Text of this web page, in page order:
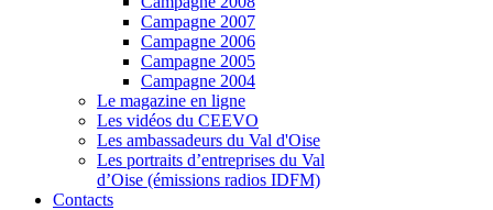
Campagne 2007
Campagne 2006
Campagne 2005
Campagne 2004
Le magazine en ligne
Les vidéos du CEEVO
Les ambassadeurs du Val d'Oise
Les portraits d’entreprises du Val
d’Oise (émissions radios IDFM)
Contacts